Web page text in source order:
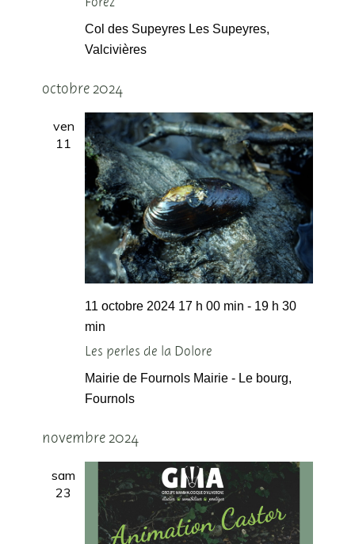
Col des Supeyres Les Supeyres,
Valcivières
octobre 2024
ven
11
Les perles de la Dolore
11 octobre 2024 17 h 00 min - 19 h 30
min
Mairie de Fournols Mairie - Le bourg,
Fournols
novembre 2024
sam
23